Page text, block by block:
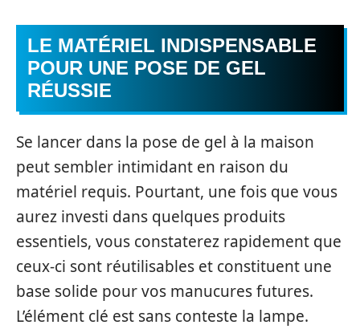
LE MATÉRIEL INDISPENSABLE
POUR UNE POSE DE GEL
RÉUSSIE
Se lancer dans la pose de gel à la maison
peut sembler intimidant en raison du
matériel requis. Pourtant, une fois que vous
aurez investi dans quelques produits
essentiels, vous constaterez rapidement que
ceux-ci sont réutilisables et constituent une
base solide pour vos manucures futures.
L’élément clé est sans conteste la lampe.